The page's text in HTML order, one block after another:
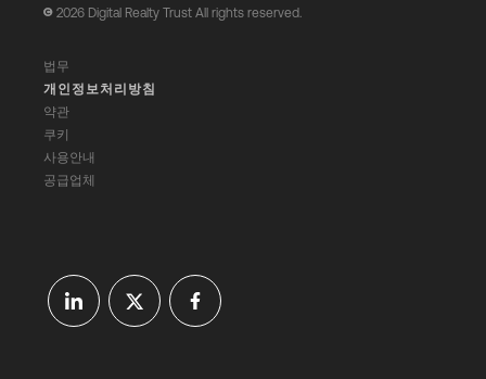
2026 Digital Realty Trust All rights reserved.
법무
개인정보처리방침
약관
쿠키
사용안내
공급업체